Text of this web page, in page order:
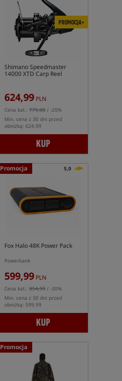
PROMOCJA+
Shimano Speedmaster
14000 XTD Carp Reel
624,99 PLN
Cena kat.: 779,00 / -20%
Min. cena z 30 dni przed
obniżką: 624.99
KUP
Promocja 5,0
Fox Halo 48K Power Pack
Powerbank
599,99 PLN
Cena kat.: 854,99 / -30%
Min. cena z 30 dni przed
obniżką: 599.99
KUP
Promocja